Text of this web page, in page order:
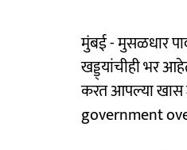
मुंबई - मुसळधार
खड्ड्यांचीही भर
करत आपल्या खास
government